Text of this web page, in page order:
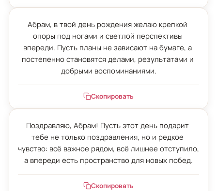
Абрам, в твой день рождения желаю крепкой
опоры под ногами и светлой перспективы
впереди. Пусть планы не зависают на бумаге, а
постепенно становятся делами, результатами и
добрыми воспоминаниями.
Скопировать
Поздравляю, Абрам! Пусть этот день подарит
тебе не только поздравления, но и редкое
чувство: всё важное рядом, всё лишнее отступило,
а впереди есть пространство для новых побед.
Скопировать